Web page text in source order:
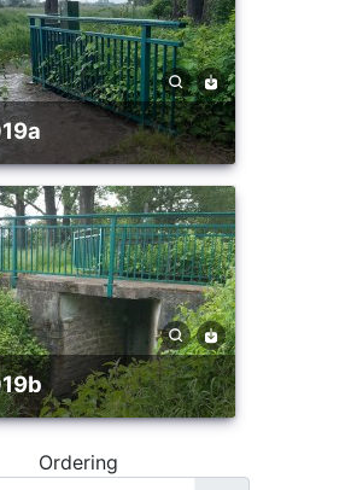
019a
019b
Ordering